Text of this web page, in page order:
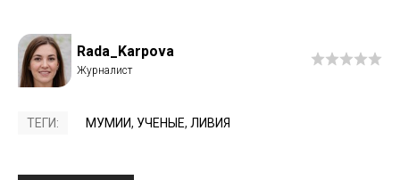
Rada_Karpova
ТЕГИ: МУМИИ, УЧЕНЫЕ, ЛИВИЯ